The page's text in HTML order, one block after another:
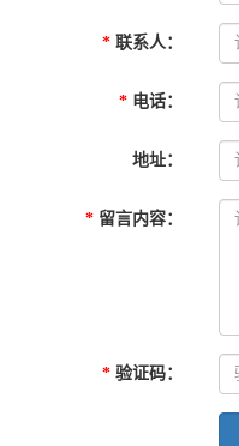
* 联系人：
* 电话：
地址：
* 留言内容：
* 验证码：